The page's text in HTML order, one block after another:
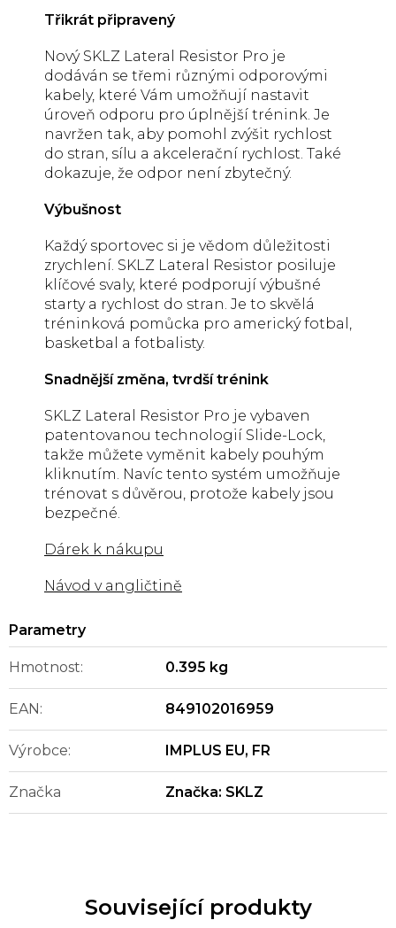
Související produkty
Třikrát připravený
Nový SKLZ Lateral Resistor Pro je
dodáván se třemi různými odporovými
kabely, které Vám umožňují nastavit
úroveň odporu pro úplnější trénink. Je
navržen tak, aby pomohl zvýšit rychlost
do stran, sílu a akcelerační rychlost. Také
dokazuje, že odpor není zbytečný.
Výbušnost
Každý sportovec si je vědom důležitosti
zrychlení. SKLZ Lateral Resistor posiluje
klíčové svaly, které podporují výbušné
starty a rychlost do stran. Je to skvělá
tréninková pomůcka pro americký fotbal,
basketbal a fotbalisty.
Snadnější změna, tvrdší trénink
SKLZ Lateral Resistor Pro je vybaven
patentovanou technologií Slide-Lock,
takže můžete vyměnit kabely pouhým
kliknutím. Navíc tento systém umožňuje
trénovat s důvěrou, protože kabely jsou
bezpečné.
Dárek k nákupu
Návod v angličtině
Hmotnost: 0.395 kg
EAN: 849102016959
Výrobce: IMPLUS EU, FR
Značka Značka: SKLZ